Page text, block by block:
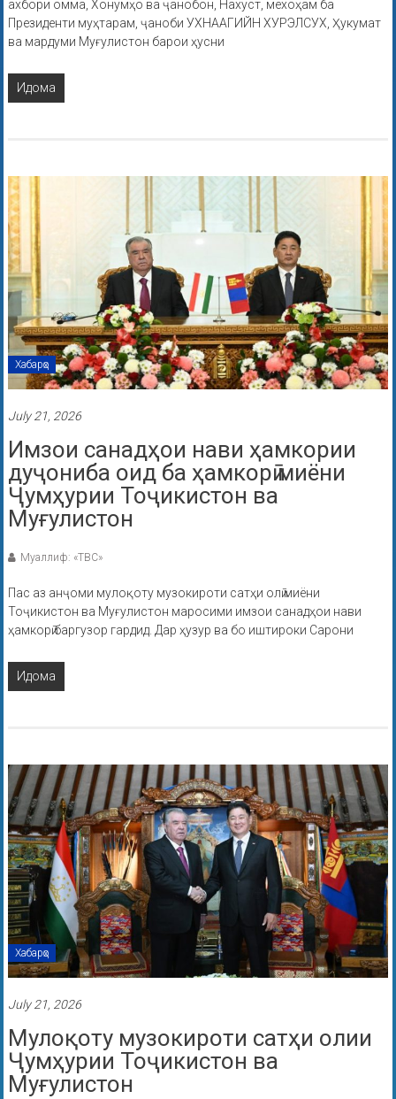
ахбори омма, Хонумҳо ва ҷанобон, Нахуст, мехоҳам ба
Президенти муҳтарам, ҷаноби УХНААГИЙН ХУРЭЛСУХ, Ҳукумат
ва мардуми Муғулистон барои ҳусни
Идома
Хабарҳо
July 21, 2026
Имзои санадҳои нави ҳамкории
дуҷониба оид ба ҳамкорӣ миёни
Ҷумҳурии Тоҷикистон ва
Муғулистон
Муаллиф: «ТВС»
Пас аз анҷоми мулоқоту музокироти сатҳи олӣ миёни
Тоҷикистон ва Муғулистон маросими имзои санадҳои нави
ҳамкорӣ баргузор гардид. Дар ҳузур ва бо иштироки Сарони
Идома
Хабарҳо
July 21, 2026
Мулоқоту музокироти сатҳи олии
Ҷумҳурии Тоҷикистон ва
Муғулистон